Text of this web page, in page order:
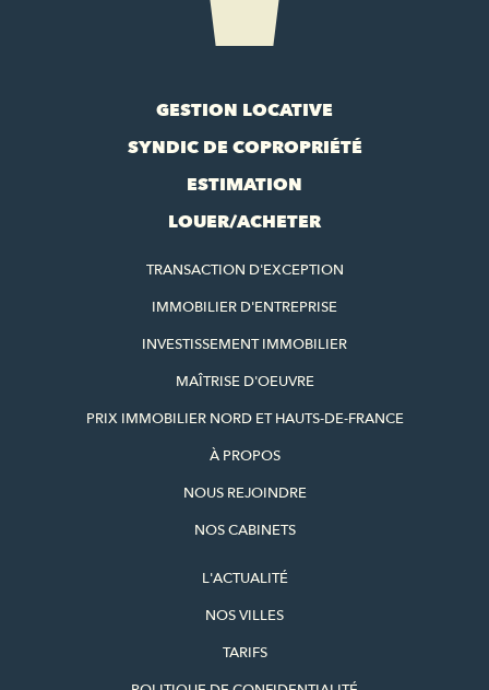
GESTION LOCATIVE
SYNDIC DE COPROPRIÉTÉ
ESTIMATION
LOUER/ACHETER
TRANSACTION D'EXCEPTION
IMMOBILIER D'ENTREPRISE
INVESTISSEMENT IMMOBILIER
MAÎTRISE D'OEUVRE
PRIX IMMOBILIER NORD ET HAUTS-DE-FRANCE
À PROPOS
NOUS REJOINDRE
NOS CABINETS
L'ACTUALITÉ
NOS VILLES
TARIFS